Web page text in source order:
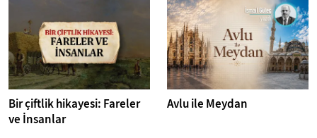
Bir çiftlik hikayesi: Fareler
ve İnsanlar
Avlu ile Meydan